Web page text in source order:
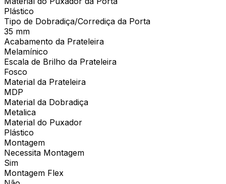
Plástico
Tipo de Dobradiça/Corrediça da Porta
35 mm
Acabamento da Prateleira
Melamínico
Escala de Brilho da Prateleira
Fosco
Material da Prateleira
MDP
Material da Dobradiça
Metalica
Material do Puxador
Plástico
Montagem
Necessita Montagem
Sim
Montagem Flex